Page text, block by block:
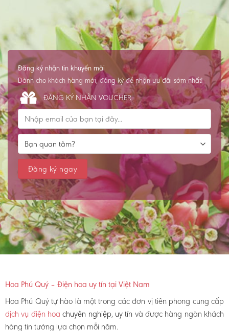
Đăng ký nhận tin khuyến mãi
Dành cho khách hàng mới, đăng ký để nhận ưu đãi sớm nhất!
ĐĂNG KÝ NHẬN VOUCHER
Hoa Phú Quý – Điện hoa uy tín tại Việt Nam
Hoa Phú Quý tự hào là một trong các đơn vị tiên phong cung cấp
dịch vụ điện hoachuyên nghiệp, uy tín và được hàng ngàn khách
hàng tin tưởng lựa chọn mỗi năm.